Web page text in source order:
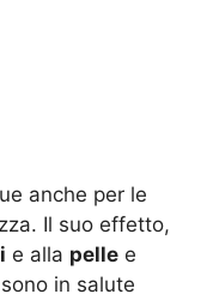
anche per le
Il suo effetto,
e alla pelle e
in salute